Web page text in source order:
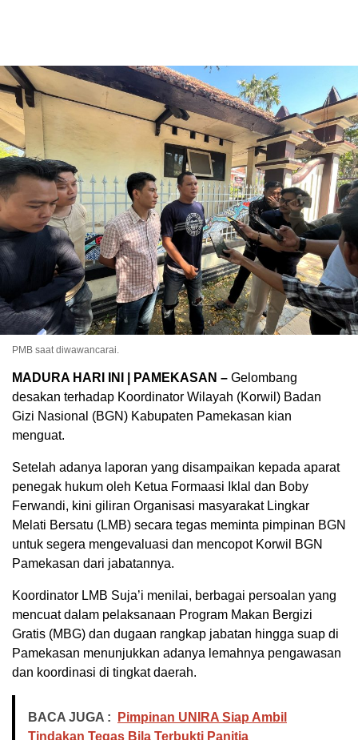
PMB saat diwawancarai.
MADURA HARI INI | PAMEKASAN – Gelombang
desakan terhadap Koordinator Wilayah (Korwil) Badan
Gizi Nasional (BGN) Kabupaten Pamekasan kian
menguat.
Setelah adanya laporan yang disampaikan kepada aparat
penegak hukum oleh Ketua Formaasi Iklal dan Boby
Ferwandi, kini giliran Organisasi masyarakat Lingkar
Melati Bersatu (LMB) secara tegas meminta pimpinan BGN
untuk segera mengevaluasi dan mencopot Korwil BGN
Pamekasan dari jabatannya.
Koordinator LMB Suja’i menilai, berbagai persoalan yang
mencuat dalam pelaksanaan Program Makan Bergizi
Gratis (MBG) dan dugaan rangkap jabatan hingga suap di
Pamekasan menunjukkan adanya lemahnya pengawasan
dan koordinasi di tingkat daerah.
BACA JUGA :
Pimpinan UNIRA Siap Ambil
Tindakan Tegas Bila Terbukti Panitia